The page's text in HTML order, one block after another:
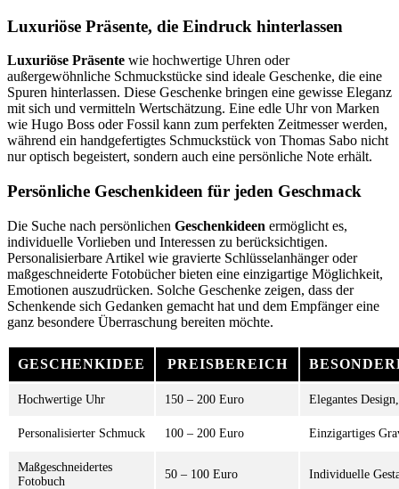
Luxuriöse Präsente, die Eindruck hinterlassen
Luxuriöse Präsente wie hochwertige Uhren oder
außergewöhnliche Schmuckstücke sind ideale Geschenke, die eine
Spuren hinterlassen. Diese Geschenke bringen eine gewisse Eleganz
mit sich und vermitteln Wertschätzung. Eine edle Uhr von Marken
wie Hugo Boss oder Fossil kann zum perfekten Zeitmesser werden,
während ein handgefertigtes Schmuckstück von Thomas Sabo nicht
nur optisch begeistert, sondern auch eine persönliche Note erhält.
Persönliche Geschenkideen für jeden Geschmack
Die Suche nach persönlichen Geschenkideen ermöglicht es,
individuelle Vorlieben und Interessen zu berücksichtigen.
Personalisierbare Artikel wie gravierte Schlüsselanhänger oder
maßgeschneiderte Fotobücher bieten eine einzigartige Möglichkeit,
Emotionen auszudrücken. Solche Geschenke zeigen, dass der
Schenkende sich Gedanken gemacht hat und dem Empfänger eine
ganz besondere Überraschung bereiten möchte.
GESCHENKIDEE PREISBEREICH
Hochwertige Uhr 150 – 200 Euro Elegantes
Personalisierter Schmuck 100 – 200 Euro Einzigartiges
Maßgeschneidertes
Fotobuch
50 – 100 Euro Individuelle